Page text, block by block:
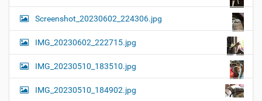
Screenshot_20230602_224306.jpg
IMG_20230602_222715.jpg
IMG_20230510_183510.jpg
IMG_20230510_184902.jpg